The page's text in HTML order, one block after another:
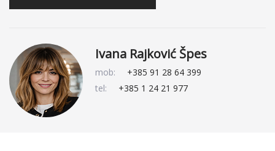
Ivana Rajković Špes
mob:
+385 91 28 64 399
tel:
+385 1 24 21 977